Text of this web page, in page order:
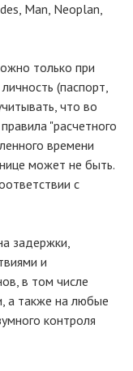
Man, Neoplan,
только при
(паспорт,
что во
"расчетного
времени
может не быть.
с
задержки,
и
в том числе
а также на любые
контроля